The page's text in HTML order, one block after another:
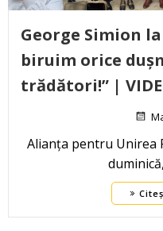
George Simion
biruim orice
trădători!” |
Alianța pentru Unirea